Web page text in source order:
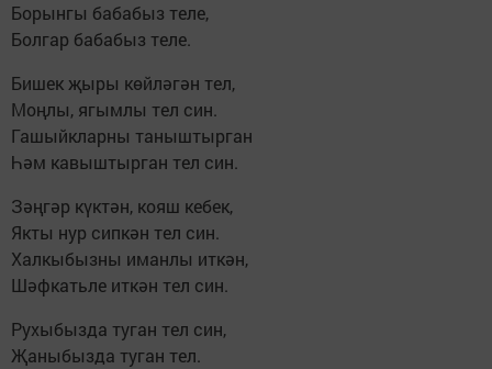
Борынгы бабабыз теле,
Болгар бабабыз теле.
Бишек җыры көйләгән тел,
Моңлы, ягымлы тел син.
Гашыйкларны таныштырган
Һәм кавыштырган тел син.
Зәңгәр күктән, кояш кебек,
Якты нур сипкән тел син.
Халкыбызны иманлы иткән,
Шәфкатьле иткән тел син.
Рухыбызда туган тел син,
Җаныбызда туган тел.